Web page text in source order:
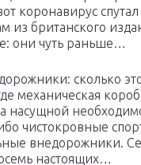
коронавирус
из британского
они чуть раньше…
сколько
механическая
насущной
чистокровные
внедорожники.
настоящих…